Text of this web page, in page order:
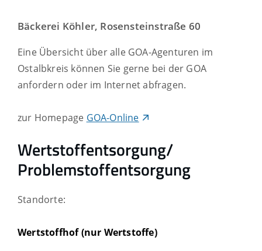
Bäckerei Köhler, Rosensteinstraße 60
Eine Übersicht über alle GOA-Agenturen im
Ostalbkreis können Sie gerne bei der GOA
anfordern oder im Internet abfragen.
zur Homepage GOA-Online
Wertstoffentsorgung/
Problemstoffentsorgung
Standorte:
Wertstoffhof (nur Wertstoffe)